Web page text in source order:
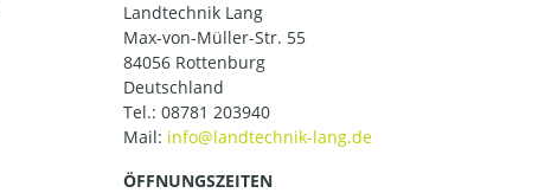
Landtechnik Lang
Max-von-Müller-Str. 55
84056 Rottenburg
Deutschland
Tel.: 08781 203940
Mail:
ÖFFNUNGSZEITEN